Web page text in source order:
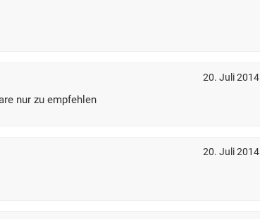
20. Juli 2014
nur zu empfehlen
20. Juli 2014